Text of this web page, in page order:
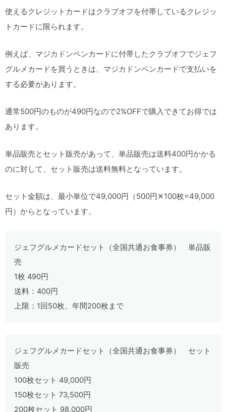
使えるクレジットカードはクラブオフを付帯しているクレジッ
トカードに限られます。
例えば、マジカドンペンカードに付帯したクラブオフでジェフ
グルメカードを買うときは、マジカドンペンカードで支払いを
する必要があります。
通常500円のものが490円なので2%OFFで購入できてお得では
あります。
単品販売とセット販売があって、単品販売は送料400円かかる
のに対して、セット販売は送料無料となっています。
セット金額は、最小単位で49,000円（500円✕100枚=49,000
円）からとなっています。
ジェフグルメカードセット（全国共通お食事券） 単品販
売
1枚 490円
送料：400円
上限：1回50枚、年間200枚まで
ジェフグルメカードセット（全国共通お食事券） セット
販売
100枚セット 49,000円
150枚セット 73,500円
200枚セット 98,000円